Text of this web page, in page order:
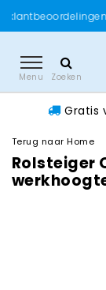
Menu Zoeken
Gratis
Terug naar Home
Rolsteiger